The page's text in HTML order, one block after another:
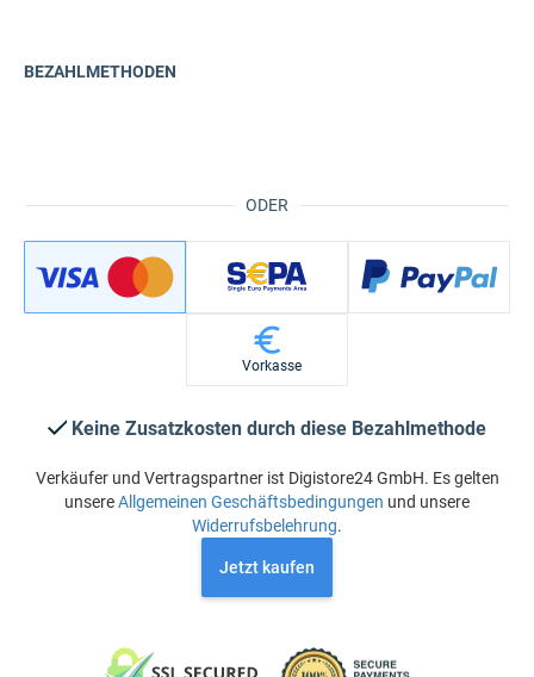
ODER
BEZAHLMETHODEN
Vorkasse
Keine Zusatzkosten durch diese Bezahlmethode
Verkäufer und Vertragspartner ist Digistore24 GmbH. Es gelten
unsereAllgemeinen Geschäftsbedingungen und unsere
Widerrufsbelehrung.
Jetzt kaufen